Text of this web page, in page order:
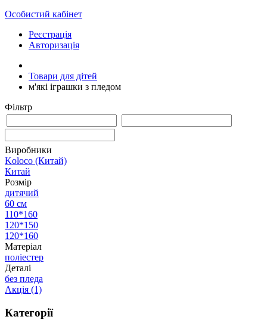
Особистий кабінет
Реєстрація
Авторизація
Товари для дітей
м'які іграшки з пледом
Фільтр
Виробники
Koloco (Китай)
Китай
Розмір
дитячий
60 см
110*160
120*150
120*160
Матеріал
поліестер
Деталі
без пледа
Акція (1)
Категорії